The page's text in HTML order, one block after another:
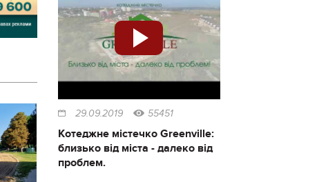
29.09.2019 55451
Котеджне містечко Greenville:
близько від міста - далеко від
проблем.